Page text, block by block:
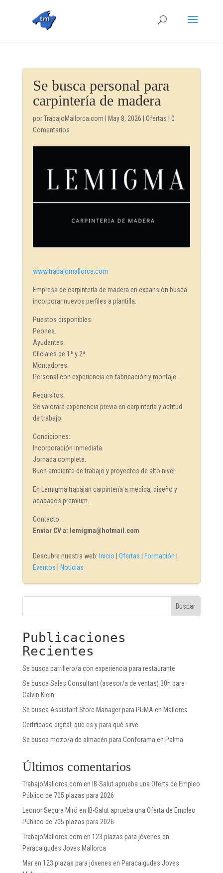
Se busca personal para
carpintería de madera
porTrabajoMallorca.com May 8, 2026 Ofertas
0
Comentarios
www.trabajomallorca.com
Empresa de carpintería de madera en expansión busca
incorporar nuevos perfiles a plantilla.
Puestos disponibles:
Peones.
Ayudantes.
Oficiales de 1ª y 2ª.
Montadores.
Personal con experiencia en fabricación y montaje.
Requisitos:
Se valorará experiencia previa en carpintería y actitud
de trabajo.
Condiciones:
Incorporación inmediata.
Jornada completa.
Buen ambiente de trabajo y proyectos de alto nivel.
En Lemigma trabajan carpintería a medida, diseño y
acabados premium.
Contacto:
Enviar CV a: lemigma@hotmail.com
Descubre nuestra web: Inicio Ofertas Formación
Eventos
Noticias
Buscar
Publicaciones
Recientes
Se busca parrillero/a con experiencia para restaurante
Se busca Sales Consultant (asesor/a de ventas) 30h para
Calvin Klein
Se busca Assistant Store Manager para PUMA en Mallorca
Certificado digital: qué es y para qué sirve
Se busca mozo/a de almacén para Conforama en Palma
Últimos comentarios
TrabajoMallorca.com en IB-Salut aprueba una Oferta de Empleo
Público de 705 plazas para 2026
Leonor Segura Miró en IB-Salut aprueba una Oferta de Empleo
Público de 705 plazas para 2026
TrabajoMallorca.com en 123 plazas para jóvenes en
Paracaigudes Joves Mallorca
Maren 123 plazas para jóvenes en Paracaigudes Joves